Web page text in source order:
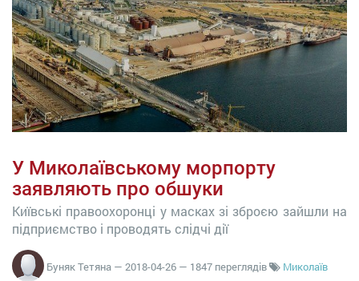
У Миколаївському морпорту
заявляють про обшуки
Київські правоохоронці у масках зі зброєю зайшли на
підприємство і проводять слідчі дії
Буняк Тетяна — 2018-04-26 — 1847 переглядів
Миколаїв